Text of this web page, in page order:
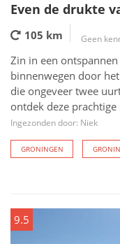
Even de drukte
105 km Geen
Zin in een
binnenwegen door
die ongeveer twee
ontdek deze
Ingezonden door: Niek
GRONINGEN
9.5